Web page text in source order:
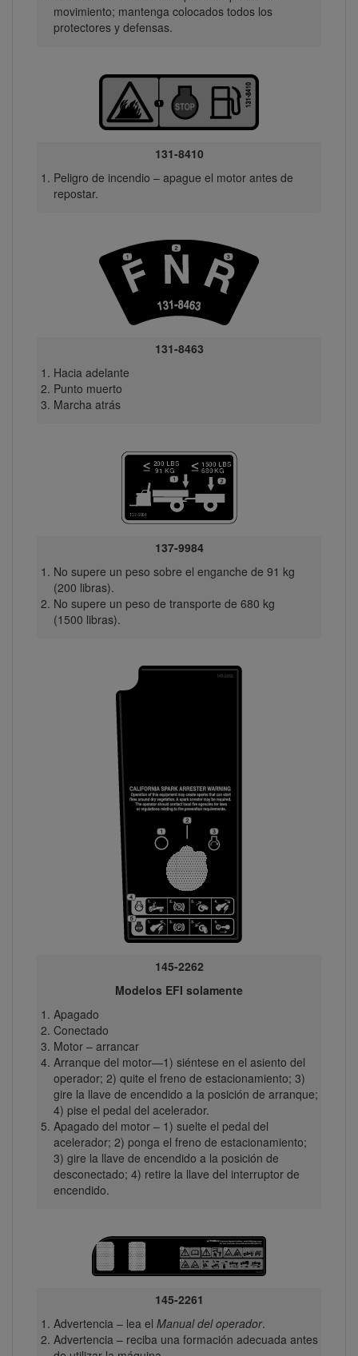
movimiento; mantenga colocados todos los
protectores y defensas.
131-8410
Peligro de incendio – apague el motor antes de
repostar.
131-8463
Hacia adelante
Punto muerto
Marcha atrás
137-9984
No supere un peso sobre el enganche de 91 kg
(200 libras).
No supere un peso de transporte de 680 kg
(1500 libras).
145-2262
Modelos EFI solamente
Apagado
Conectado
Motor – arrancar
Arranque del motor—1) siéntese en el asiento del
operador; 2) quite el freno de estacionamiento; 3)
gire la llave de encendido a la posición de arranque;
4) pise el pedal del acelerador.
Apagado del motor – 1) suelte el pedal del
acelerador; 2) ponga el freno de estacionamiento;
3) gire la llave de encendido a la posición de
desconectado; 4) retire la llave del interruptor de
encendido.
145-2261
Advertencia – lea el Manual del operador.
Advertencia – reciba una formación adecuada antes